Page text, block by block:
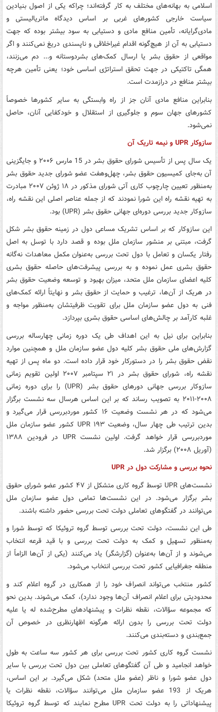
اسلامی به بهانه‌های مختلف به کار گرفته‌اند؛ چراکه یکی از اصول بنیادین
سیاست خارجی کشورهای غربی بر اساس دیدگاه ماتریالیستی و
مادی‌گرایانه، تأمین منافع مادی و دستیابی به سود بیشتر بوده که جهت
دستیابی به آن از هیچ‌گونه اقدام غیراخلاقی و ناپسندی دریغ نمی‌کنند و اگر
مواقعی از حقوق بشر یا ارسال کمک‌های بشردوستانه و... دم می‌زنند،
همگی تاکتیکی در جهت تحقق استراتژی اساسی خود؛ یعنی تأمین هرچه
بیشتر منافع در درازمدت است.
بنابراین منافع مادی آنان جز از راه وابستگی به سایر کشورها خصوصاً
کشورهای جهان سوم و جلوگیری از استقلال و خودکفایی آنان، حاصل
نمی‌شود.
سازوکار UPR و نیمه تاریک آن
یک سال پس از تأسیس شورای حقوق بشر در 15 مارس ۲۰۰۶ و جایگزینی
آن به‌جای کمیسیون حقوق بشر، چهل‌وهفت عضو شورای جدید حقوق بشر
به‌منظور تعیین چارچوب کاری آتی شورای مذکور در ۱۸ ژوئن ۲۰۰۷ مبادرت
به تهیه نقشه راه این شورا نمودند که از جمله عناصر اصلی این نقشه راه،
سازوکار جدید بررسی دوره‌ای جهانی حقوق بشر (UPR) بود.
این سازوکار که بر اساس تشریک ‌مساعی دول در زمینه حقوق بشر شکل
گرفت، مبتنی بر منشور سازمان ملل بوده و قصد دارد با توسل به اصل
رفتار یکسان و تعامل با دول تحت بررسی به‌عنوان مکمل معاهدات نه‌گانه
حقوق بشری عمل نموده و به بررسی پیشرفت‌های حاصله حقوق بشری
کلیه اعضای سازمان ملل متحد، میزان بهبود و توسعه وضعیت حقوق بشر
در هریک از آن‌ها، ترغیب و حمایت از حقوق بشر و نهایتاً ارائه کمک‌های
فنی به دول عضو سازمان ملل برای تقویت ظرفیتشان به‌منظور مواجه و
غلبه کارآمد بر چالش‌های اساسی حقوق بشری بپردازد.
بنابراین برای نیل به این اهداف طی یک دوره زمانی چهارساله بررسی
گزارش‌های ملی حقوق بشر کلیه دول عضو سازمان ملل و همچنین موارد
نقض حقوق بشر را در دستورکار خود قرار داده است. دو ماه پس از تهیه
نقشه راه، شورای حقوق بشر در ۲۱ سپتامبر ۲۰۰۷ اولین تقویم زمانی
سازوکار بررسی جهانی دورهای حقوق بشر (UPR) را برای دوره زمانی
۲۰۰۸-۲۰۱۱ به تصویب رساند که بر این اساس هرسال سه نشست برگزار
می‌شود که در هر نشست وضعیت ۱۶ کشور موردبررسی قرار می‌گیرد و
بدین ترتیب طی چهار سال، وضعیت UPR ۱۹۳ کشور عضو سازمان ملل
موردبررسی قرار خواهد گرفت. اولین نشست UPR در فرودین ۱۳۸۸
(آوریل ۲۰۰۸) برگزار شد.
نحوه بررسی و مشارکت دول در UPR
نشست‌های UPR توسط گروه کاری متشکل از ۴۷ کشور عضو شورای حقوق
بشر برگزار می‌شود. در این نشست‌ها تمامی دول عضو سازمان ملل
می‌توانند در گفتگوهای تعاملی دولت تحت بررسی حضور داشته باشند.
طی این نشست، دولت تحت بررسی توسط گروه تروئیکا که توسط شورا و
به‌منظور تسهیل و کمک به دولت تحت بررسی و با قید قرعه انتخاب
می‌شوند و از آن‌ها به‌عنوان (گزارشگر) یاد می‌کنند (یکی از آن‌ها الزاماً از
منطقه جغرافیایی کشور تحت بررسی انتخاب می‌شود.
کشور منتخب می‌تواند انصراف خود را از همکاری در گروه اعلام کند و
محدودیتی برای اعلام انصراف آن‌ها وجود ندارد)، کمک می‌شوند. بدین نحو
که مجموعه سؤالات، نقطه نظرات و پیشنهادهای مطرح‌شده له یا علیه
دولت تحت بررسی را بدون ارائه هرگونه اظهارنظری در خصوص آن
جمع‌بندی و دسته‌بندی می‌کنند.
نشست گروه کاری کشور تحت بررسی برای هر کشور سه ساعت به طول
خواهد انجامید و طی آن گفتگوهای تعاملی بین دول تحت بررسی با سایر
دول عضو شورا و ناظر (عضو ملل متحد) شکل می‌گیرد. بر این اساس،
هریک از 193 عضو سازمان ملل می‌توانند سؤالات، نقطه نظرات یا
پیشنهاداتی را به دولت تحت UPR مطرح نمایند که توسط گروه تروئیکا